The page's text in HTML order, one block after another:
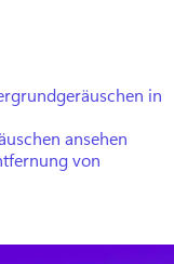
in
ansehen
von